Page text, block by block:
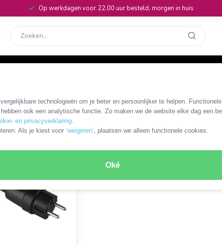
technologieën om je beter en persoonlijker te helpen.
ook een analytische functie. Zo maken we de website elke dag een
en privacyverklaring.
Als je kiest voor ‘weigeren’, plaatsen we alleen functionele cookies.
Oké
Op werkdagen voor 22.00 uur besteld, morgen in huis